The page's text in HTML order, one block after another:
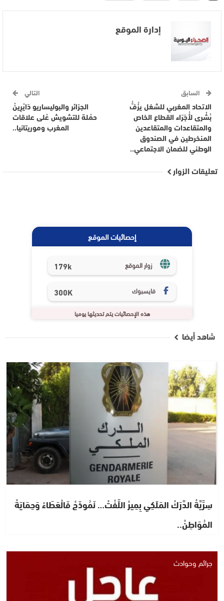
إدارة الموقع
السابق
الاتحاد المغربي للشغل يزُفُّ
بُشْرى لأُجَرَاء القطاع الخاص
والمتقاعدات والمتقاعدين
المنخرطين في الصندوق
الوطني للضمان الاجتماعي..
التالي
الجزائر والبوليساريو دَايْرِينْ
حمْلة للتشويش عْلى علاقات
المغرب وموريتانيا..
تعليقات الزوار
إحصائيات الموقع
زوار الموقع 179k
فايسبوك 300K
هذه الإحصائيات يتم تحديثها يوميا
شاهد أيضا
جهات
سِرِّيَّةْ الدَّرَكْ المَلَكِي بِمِيرْ اللِّفْتْ… نَمُوذَجْ فَالْعَطَاءْ وَحِمَايَةْ
المُوَاطِنْ..
جرائم وحوادث